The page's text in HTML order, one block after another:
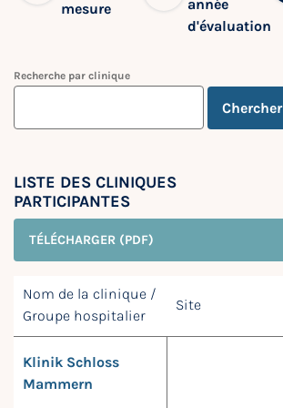
mesure
année
d'évaluation
Recherche par clinique
Chercher
LISTE DES CLINIQUES
PARTICIPANTES
TÉLÉCHARGER (PDF)
Nom de la clinique /
Groupe hospitalier
Site
Klinik Schloss
Mammern